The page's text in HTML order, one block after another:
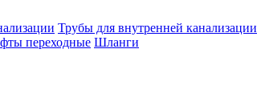
Трубы для внутренней канализации
переходные Шланги